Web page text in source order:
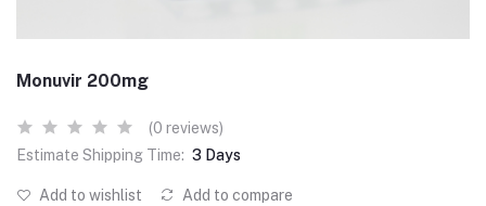
Monuvir 200mg
(0 reviews)
Estimate Shipping Time: 3 Days
Add to wishlist Add to compare